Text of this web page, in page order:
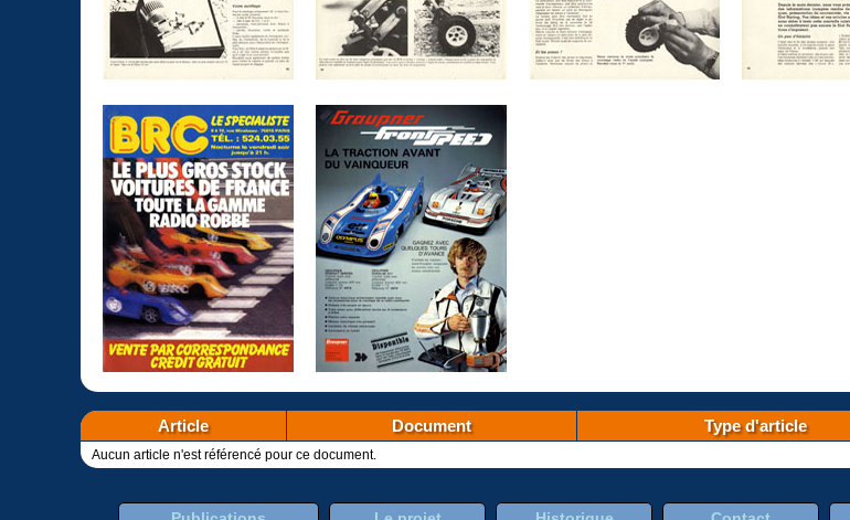
Article Document Type d'article
Aucun article n'est référencé pour ce document.